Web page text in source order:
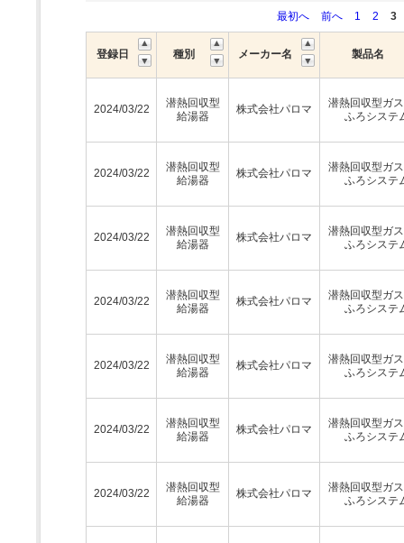
最初へ
前へ 1 2 3
登録日 種別 メーカー名 製品名
2024/03/22
潜熱回収型
給湯器
株式会社パロマ
潜熱回収型ガ
ふろシステ
2024/03/22
潜熱回収型
給湯器
株式会社パロマ
潜熱回収型ガ
ふろシステ
2024/03/22
潜熱回収型
給湯器
株式会社パロマ
潜熱回収型ガ
ふろシステ
2024/03/22
潜熱回収型
給湯器
株式会社パロマ
潜熱回収型ガ
ふろシステ
2024/03/22
潜熱回収型
給湯器
株式会社パロマ
潜熱回収型ガ
ふろシステ
2024/03/22
潜熱回収型
給湯器
株式会社パロマ
潜熱回収型ガ
ふろシステ
2024/03/22
潜熱回収型
給湯器
株式会社パロマ
潜熱回収型ガ
ふろシステ